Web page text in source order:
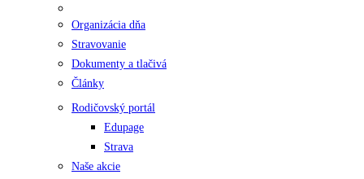
Organizácia dňa
Stravovanie
Dokumenty a tlačivá
Články
Rodičovský portál
Edupage
Strava
Naše akcie